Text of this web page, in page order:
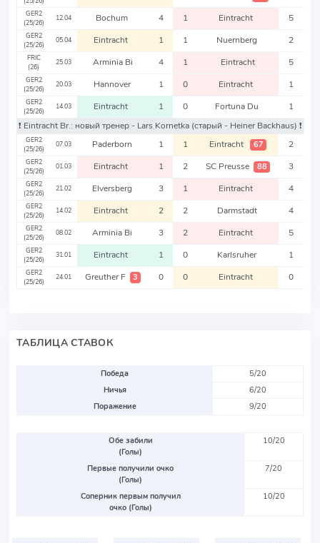
GER2
(25/26)
12.04 Bochum 4 1 Eintracht 5
GER2
(25/26)
05.04 Eintracht 1 1 Nuernberg 2
FRIC
(26)
25.03 Arminia Bi 4 1 Eintracht 5
GER2
(25/26)
20.03 Hannover 1 0 Eintracht 1
GER2
(25/26)
14.03 Eintracht 1 0 Fortuna Du
1
❗️ Eintracht Br.: новый тренер - Lars Kornetka (старый - Heiner Backhaus) ❗️
GER2
(25/26)
07.03 Paderborn 1 1 Eintracht 67 2
GER2
(25/26)
01.03 Eintracht 1 2 SC Preusse 88 3
GER2
(25/26)
21.02 Elversberg 3 1 Eintracht 4
GER2
(25/26)
14.02 Eintracht 2 2 Darmstadt 4
GER2
(25/26)
08.02 Arminia Bi 3 2 Eintracht 5
GER2
(25/26)
31.01 Eintracht 1 0 Karlsruher 1
GER2
(25/26)
24.01 Greuther F 3 0 0 Eintracht 0
ТАБЛИЦА СТАВОК
Победа
5/20
Ничья
6/20
Поражение
9/20
Обе забили
(Голы)
10/20
Первые получили очко
(Голы)
7/20
Соперник первым получил
очко (Голы)
10/20